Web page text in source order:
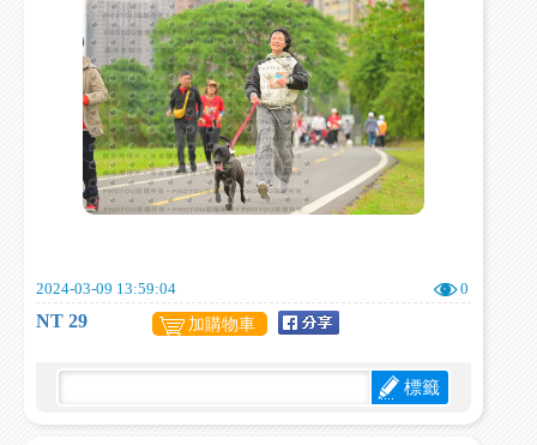
2024-03-09 13:59:04 0
NT 29 加購物車
標籤